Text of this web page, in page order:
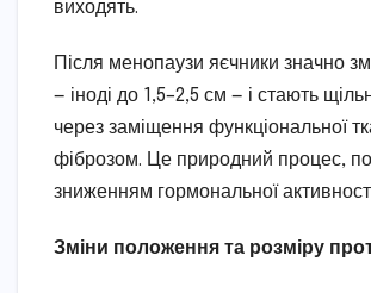
виходять.
Після менопаузи яєчники значно
— іноді до 1,5–2,5 см — і стають
через заміщення функціональної
фіброзом. Це природний процес,
зниженням гормональної
Зміни положення та розміру